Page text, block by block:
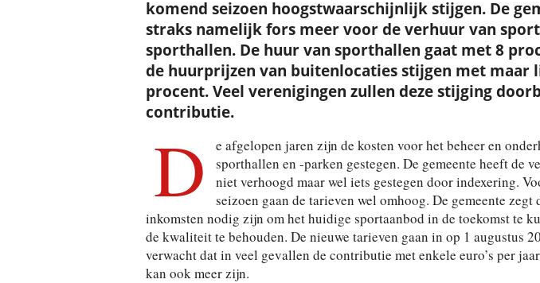
komend seizoen hoogstwaarschijnlijk stijgen. De
straks namelijk fors meer voor de verhuur van
sporthallen. De huur van sporthallen gaat met 8
de huurprijzen van buitenlocaties stijgen met maar
procent. Veel verenigingen zullen deze stijging
contributie.
D
e afgelopen jaren zijn de kosten voor het beheer en
sporthallen en -parken gestegen. De gemeente heeft de
niet verhoogd maar wel iets gestegen door indexering.
seizoen gaan de tarieven wel omhoog. De gemeente zegt
inkomsten nodig zijn om het huidige sportaanbod in de toekomst te
de kwaliteit te behouden. De nieuwe tarieven gaan in op 1 augustus
verwacht dat in veel gevallen de contributie met enkele euro’s per
kan ook meer zijn.